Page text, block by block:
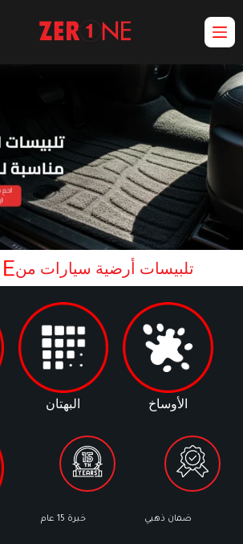
تلبيسات أرضية سيارات من
البهتان الأوساخ
خبرة 15 عام ضمان ذهبي